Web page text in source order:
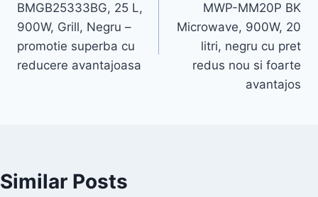
BMGB25333BG, 25 L,
900W, Grill, Negru –
promotie superba cu
reducere avantajoasa
MWP-MM20P BK
Microwave, 900W, 20
litri, negru cu pret
redus nou si foarte
avantajos
Similar Posts